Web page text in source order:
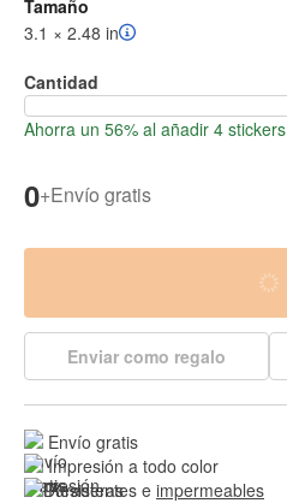
Tamaño
3.1 × 2.48 in
Cantidad
Ahorra un 56% al añadir 4 stickers
0+Envío gratis
Enviar como regalo
Envío gratis
Impresión a todo color
Resistentes e impermeables